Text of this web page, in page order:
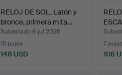
RELOJ DE SOL, Latón y
bronce, primera mita…
Subastado 8 jul 2026
15 pujas
148 USD
pl…
7
106